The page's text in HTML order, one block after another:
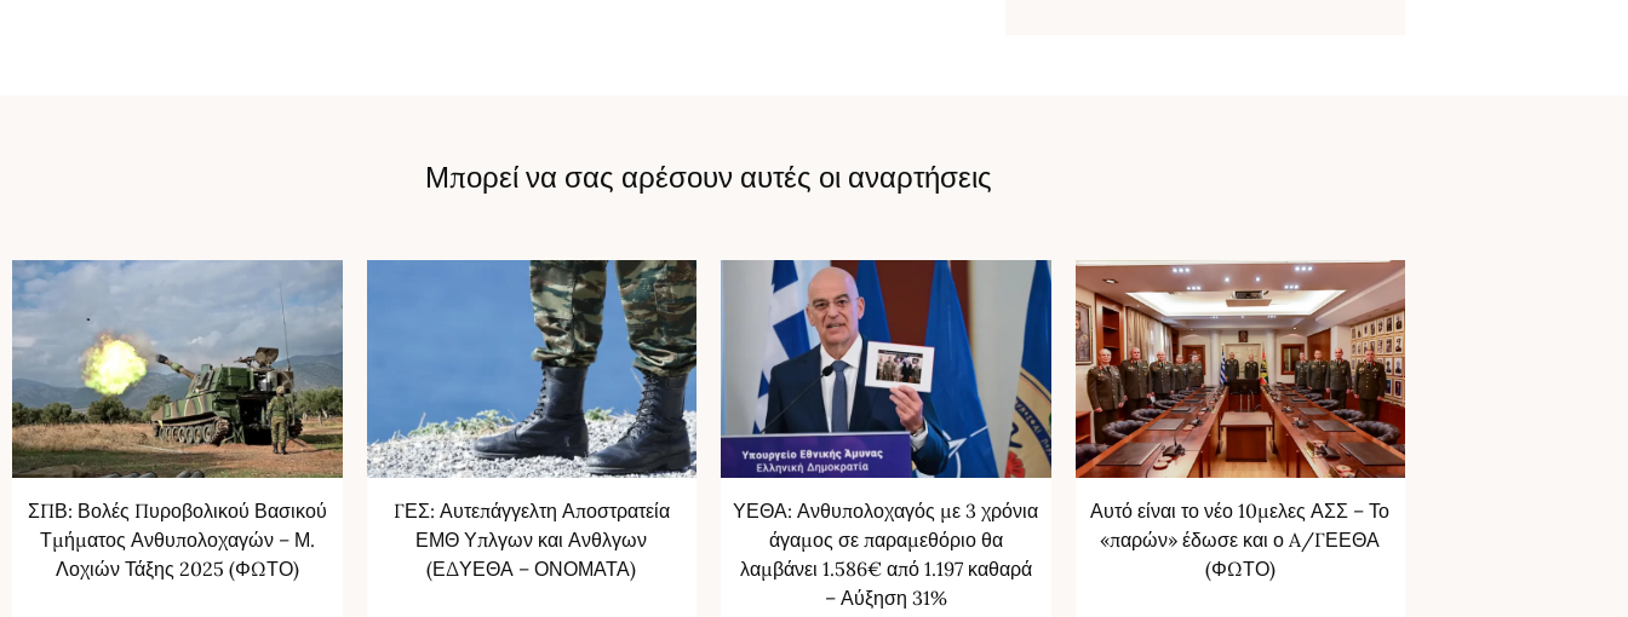
Μπορεί να σας αρέσουν αυτές οι αναρτήσεις
ΣΠΒ: Βολές Πυροβολικού Βασικού
Τμήματος Ανθυπολοχαγών – Μ.
Λοχιών Τάξης 2025 (ΦΩΤΟ)
ΓΕΣ: Αυτεπάγγελτη Αποστρατεία
ΕΜΘ Υπλγων και Ανθλγων
(ΕΔΥΕΘΑ – ΟΝΟΜΑΤΑ)
ΥΕΘΑ: Ανθυπολοχαγός με 3 χρόνια
άγαμος σε παραμεθόριο θα
λαμβάνει 1.586€ από 1.197 καθαρά
– Αύξηση 31%
Αυτό είναι το νέο 10μελες ΑΣΣ – Το
«παρών» έδωσε και ο A/ΓΕΕΘΑ
(ΦΩΤΟ)